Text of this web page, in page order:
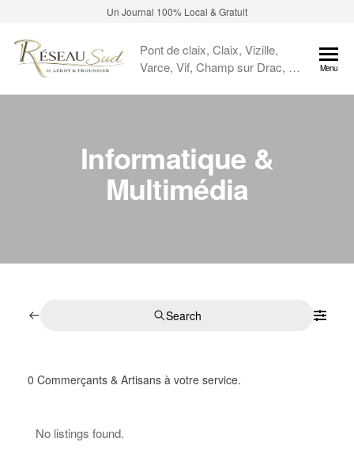
Un Journal 100% Local & Gratuit
Pont de claix, Claix, Vizille,
Varce, Vif, Champ sur Drac, …
Menu
Informatique &
Multimédia
Search
0 Commerçants & Artisans à votre service.
No listings found.